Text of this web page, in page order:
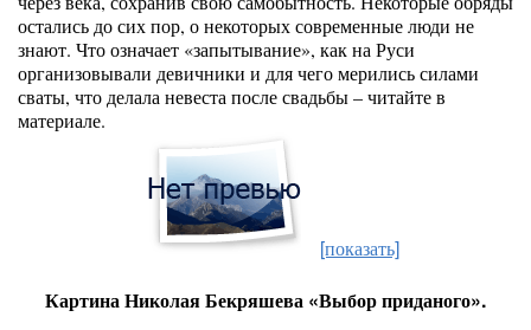
остались до сих пор, о некоторых современные люди не
знают. Что означает «запытывание», как на Руси
организовывали девичники и для чего мерились силами
сваты, что делала невеста после свадьбы – читайте в
материале.
[показать]
Картина Николая Бекряшева «Выбор приданого».